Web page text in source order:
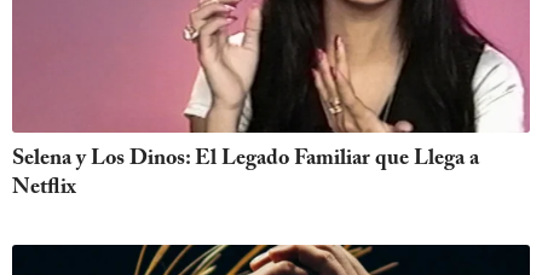
Selena y Los Dinos: El Legado Familiar que Llega a
Netflix